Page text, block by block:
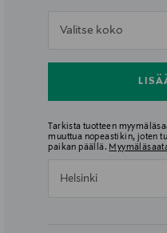
Valitse koko
Tarkista tuotteen
muuttua nopeastikin, joten
paikan päällä.
Helsinki